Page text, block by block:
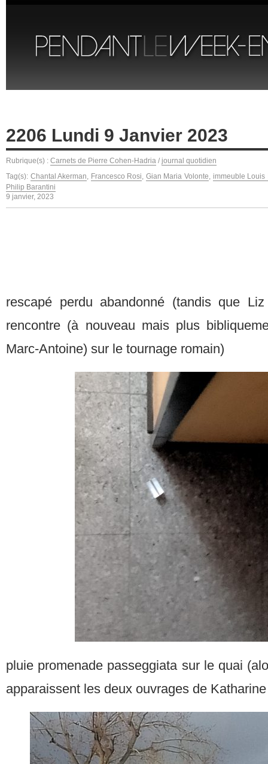
2206 Lundi 9 Janvier 2023
Rubrique(s) : Carnets de Pierre Cohen-Hadria / journal quotidien
Tag(s): Chantal Akerman, Francesco Rosi, Gian Maria Volonte, immeuble Louis
Philip Barantini
9 janvier, 2023
rescapé perdu abandonné (tandis que
rencontre (à nouveau mais plus
Marc-Antoine) sur le tournage romain)
pluie promenade passeggiata sur le quai
apparaissent les deux ouvrages de